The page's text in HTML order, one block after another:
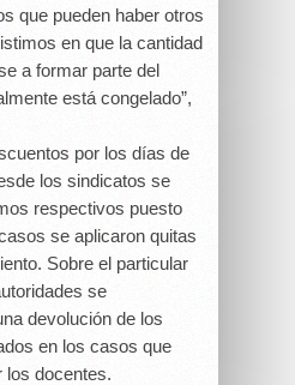
que pueden haber otros
en que la cantidad
a formar parte del
está congelado”,
por los días de
los sindicatos se
respectivos puesto
se aplicaron quitas
Sobre el particular
se
devolución de los
en los casos que
los docentes.